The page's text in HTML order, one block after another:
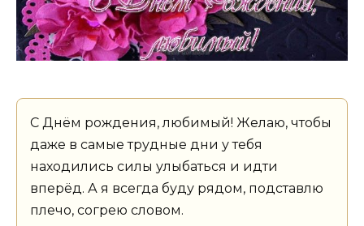
С Днём рождения, любимый! Желаю, чтобы
даже в самые трудные дни у тебя
находились силы улыбаться и идти
вперёд. А я всегда буду рядом, подставлю
плечо, согрею словом.